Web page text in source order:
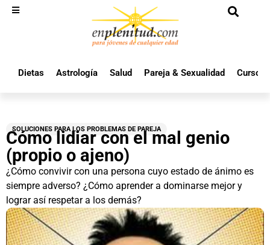
Dietas Astrología Salud Pareja & Sexualidad Cursos
SOLUCIONES PARA LOS PROBLEMAS DE PAREJA
Cómo lidiar con el mal genio
(propio o ajeno)
¿Cómo convivir con una persona cuyo estado de ánimo es
siempre adverso? ¿Cómo aprender a dominarse mejor y
lograr así respetar a los demás?